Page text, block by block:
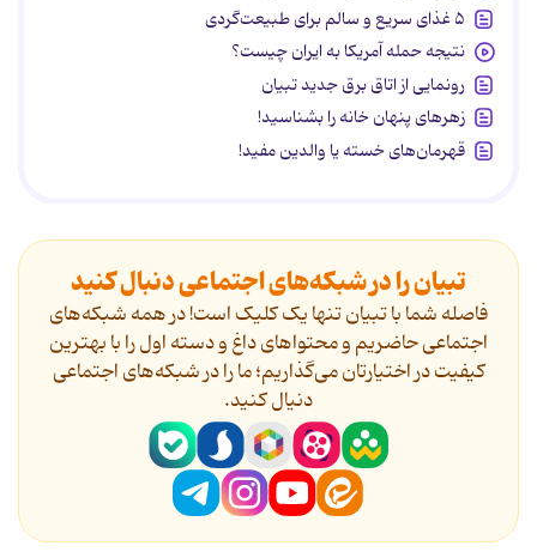
۵ غذای سریع و سالم برای طبیعت‌گردی
نتیجه حمله آمریکا به ایران چیست؟
رونمایی از اتاق برق جدید تبیان
زهرهای پنهان خانه را بشناسید!
قهرمان‌های خسته یا والدین مفید!
تبیان را در شبکه‌های اجتماعی دنبال کنید
فاصله شما با تبیان تنها یک کلیک است! در همه شبکه‌های
اجتماعی حاضریم و محتواهای داغ و دسته اول را با بهترین
کیفیت در اختیارتان می‌گذاریم؛ ما را در شبکه‌های اجتماعی
دنیال کنید.